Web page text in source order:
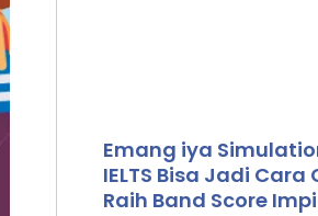
Emang iya
IELTS Bisa Jadi Cara
Raih Band Score